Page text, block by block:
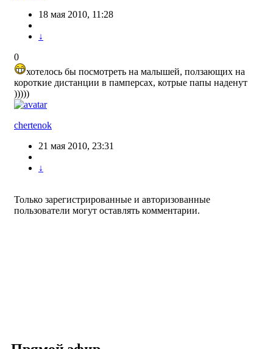
18 мая 2010, 11:28
↓
0
хотелось бы посмотреть на малышей, ползающих на
короткие дистанции в памперсах, котрые папы наденут
)))))
chertenok
21 мая 2010, 23:31
↓
Только зарегистрированные и авторизованные
пользователи могут оставлять комментарии.